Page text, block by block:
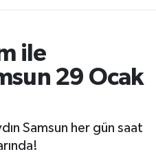
ile
29 Ocak
Samsun her gün saat
Haritası
ve Fikstür